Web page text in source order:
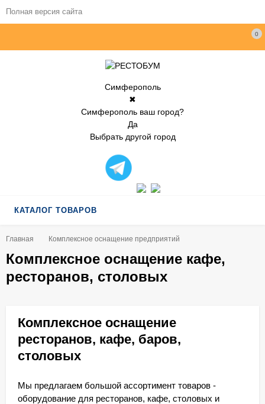
Полная версия сайта
0
Симферополь
✖
Симферополь ваш город?
Да
Выбрать другой город
КАТАЛОГ ТОВАРОВ
Главная Комплексное оснащение предприятий
Комплексное оснащение кафе,
ресторанов, столовых
Комплексное оснащение
ресторанов, кафе, баров,
столовых
Мы предлагаем большой ассортимент товаров -
оборудование для ресторанов, кафе, столовых и